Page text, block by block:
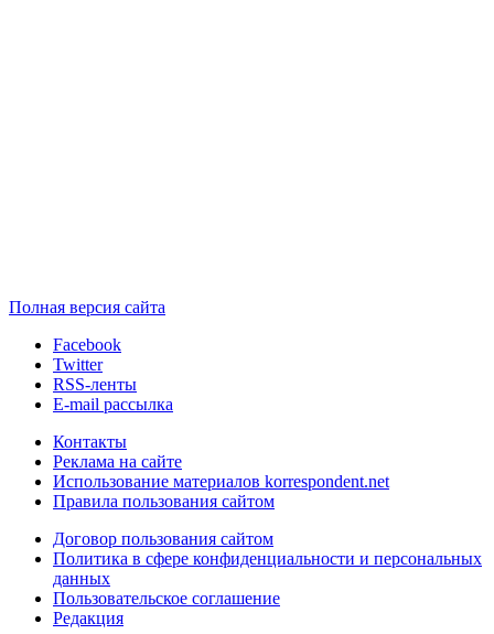
Полная версия сайта
Facebook
Twitter
RSS-ленты
E-mail рассылка
Контакты
Реклама на сайте
Использование материалов korrespondent.net
Правила пользования сайтом
Договор пользования сайтом
Политика в сфере конфиденциальности и персональных
данных
Пользовательское соглашение
Редакция